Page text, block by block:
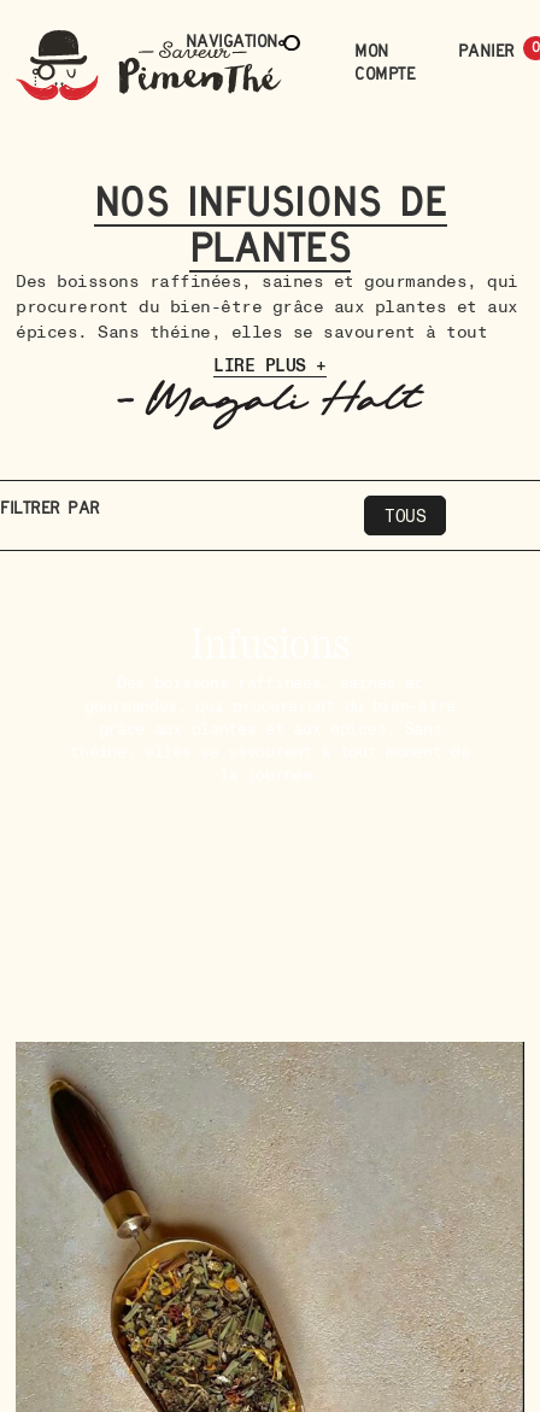
Navigation
Mon
compte
0
0
Nos infusions de
plantes
Des boissons raffinées, saines et gourmandes, qui
procureront du bien-être grâce aux plantes et aux
épices. Sans théine, elles se savourent à tout
moment de la journée.LIRE PLUS +
Filtrer par TOUS